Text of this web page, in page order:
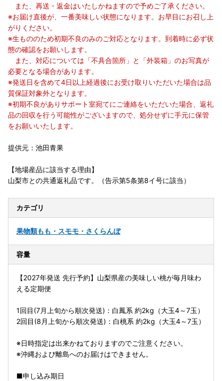
また、再送・返金はいたしかねますので予めご了承ください。
※お届け直後が、一番美味しい状態になります。お早目にお召し上
がりください。
※生もののため初期不良のみのご対応となります。到着時に必ず状
態の確認をお願いします。
また、対応については「不具合箇所」と「外装箱」のお写真が
必要となる場合があります。
※発送日を含めて4日以上経過後にお受け取りいただいた場合は品
質保証対象外となります。
※初期不良がありサポート室宛てにご連絡をいただいた場合、返礼
品の回収を行う可能性がございますので、処分せずに手元に保管
をお願いいたします。
提供元：池田青果
【地場産品に該当する理由】
山梨市との共通返礼品です。（告示第5条第8イ号に該当）
カテゴリ
果物類もも・スモモ・さくらんぼ
容量
【2027年発送 先行予約】山梨県産の美味しい桃が毎月味わ
える定期便
1回目(7月上旬から順次発送)：白鳳系 約2kg（大玉4～7玉）
2回目(8月上旬から順次発送)：白桃系 約2kg（大玉4～7玉）
※日時指定は出来かねておりますのでご注意ください。
※沖縄および離島へのお届けはできません。
■申し込み期日